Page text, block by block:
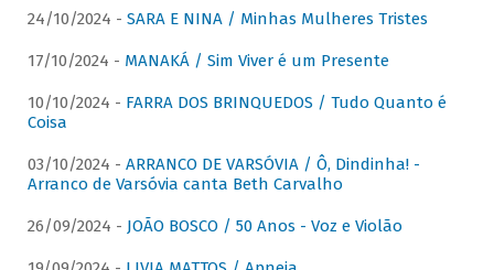
24/10/2024 - SARA E NINA / Minhas Mulheres Tristes
17/10/2024 - MANAKÁ / Sim Viver é um Presente
10/10/2024 - FARRA DOS BRINQUEDOS / Tudo Quanto é
Coisa
03/10/2024 - ARRANCO DE VARSÓVIA / Ô, Dindinha! -
Arranco de Varsóvia canta Beth Carvalho
26/09/2024 - JOÃO BOSCO / 50 Anos - Voz e Violão